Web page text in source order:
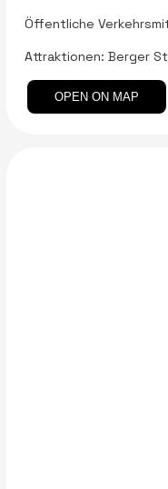
Öffentliche
Attraktionen: Berger
OPEN ON MAP